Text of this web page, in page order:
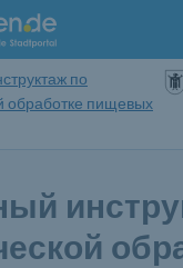
по
обработке пищевых